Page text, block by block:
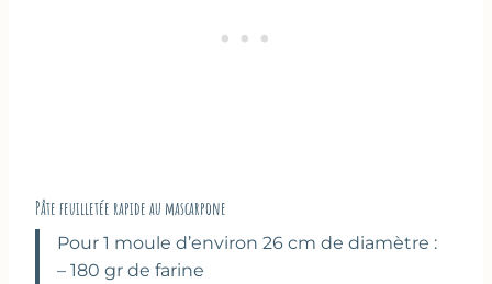
Pâte feuilletée rapide au mascarpone
Pour 1 moule d’environ 26 cm de diamètre :
– 180 gr de farine